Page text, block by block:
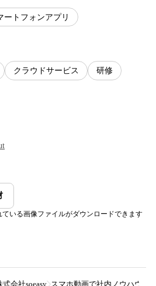
ートフォンアプリ
クラウドサービス 研修
いる画像ファイルがダウンロードできます
式会社soeasy スマホ動画で社内ノウハウを